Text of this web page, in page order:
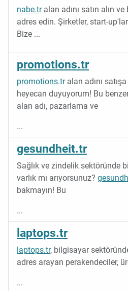
nabe.tralan adını satın alın
adres edin. Şirketler, start-
Bize ...
promotions.tr
promotions.tralan adını
heyecan duyuyorum! Bu
alan adı, pazarlama ve
...
gesundheit.tr
Sağlık ve zindelik sektöründe
varlık mı arıyorsunuz?
bakmayın! Bu
...
laptops.tr
laptops.tr, bilgisayar
adres arayan perakendeciler,
...